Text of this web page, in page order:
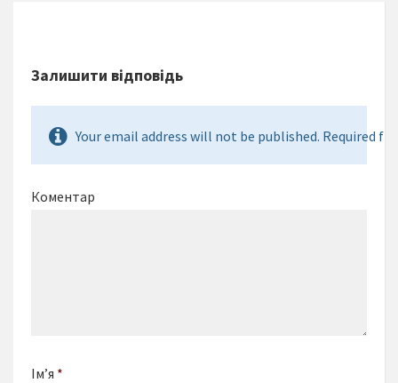
Залишити відповідь
Your email address will not be published. Required
Коментар
Ім’я *